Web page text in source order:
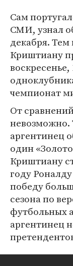
Сам
СМИ, узнал
декабря.
Криштиану
чемпионат
От
невозможно.
аргентинец
один
Криштиану
году
победу
сезона по
футбольных
аргентинец